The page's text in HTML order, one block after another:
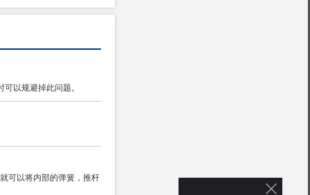
以规避掉此问题。
可以将内部的弹簧，推杆